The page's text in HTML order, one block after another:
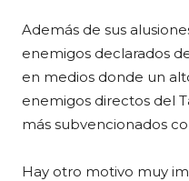
Además de sus
enemigos declarados
en medios donde un
enemigos directos del
más subvencionados
Hay otro motivo muy